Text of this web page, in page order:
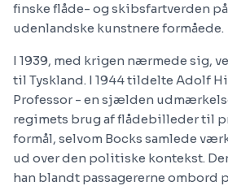
finske flåde- og skibsfartverden på
udenlandske kunstnere formåede.
I 1939, med krigen nærmede sig,
til Tyskland. I 1944 tildelte Adolf
Professor - en sjælden
regimets brug af flådebilleder til
formål, selvom Bocks samlede
ud over den politiske kontekst.
han blandt passagererne ombord